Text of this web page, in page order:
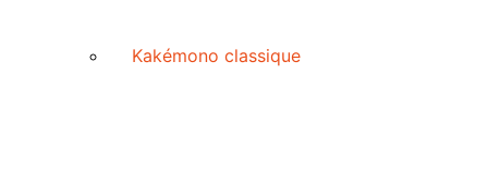
Kakémono classique